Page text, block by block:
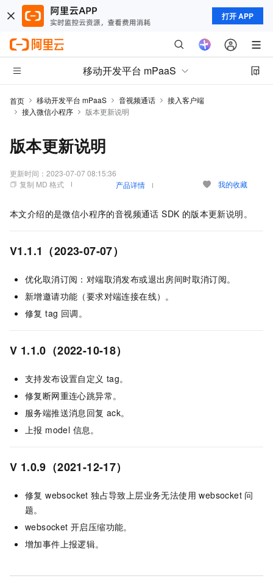
打开 APP
移动开发平台 mPaaS
首页 移动开发平台 mPaaS 音视频通话
接入客户端
接入微信小程序
版本更新说明
版本更新说明
更新时间： 2023-07-07 08:15:36
复制 MD 格式
产品详情 我的收藏
本文介绍的是微信小程序的音视频通话 SDK 的版本更新说明。
V1.1.1（2023-07-07）
优化取消订阅：对端取消发布或退出房间时取消订阅。
新增邀请功能（要求对端连接在线）。
修复 tag 回调。
V 1.1.0（2022-10-18）
支持发布设置自定义 tag。
修复断网重连心跳异常。
服务端推送消息回复 ack。
上报 model 信息。
V 1.0.9（2021-12-17）
修复 websocket 独占导致上层业务无法使用 websocket 问
题。
websocket 开启压缩功能。
增加事件上报逻辑。